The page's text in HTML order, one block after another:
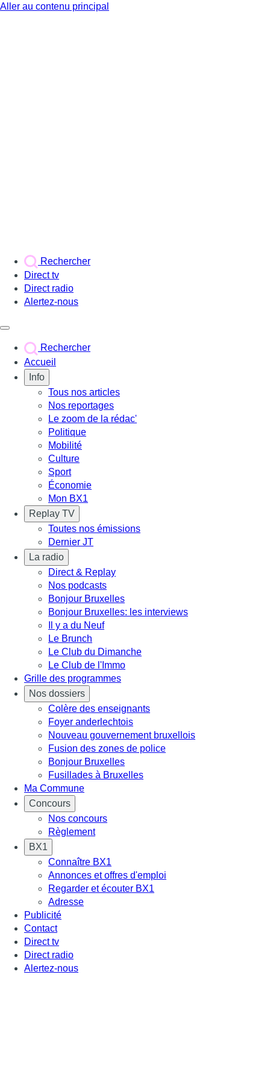
Aller au contenu principal
Rechercher
Direct tv
Direct radio
Alertez-nous
Rechercher
Accueil
Info
Tous nos articles
Nos reportages
Le zoom de la rédac'
Politique
Mobilité
Culture
Sport
Économie
Mon BX1
Replay TV
Toutes nos émissions
Dernier JT
La radio
Direct & Replay
Nos podcasts
Bonjour Bruxelles
Bonjour Bruxelles: les interviews
Il y a du Neuf
Le Brunch
Le Club du Dimanche
Le Club de l'Immo
Grille des programmes
Nos dossiers
Colère des enseignants
Foyer anderlechtois
Nouveau gouvernement bruxellois
Fusion des zones de police
Bonjour Bruxelles
Fusillades à Bruxelles
Ma Commune
Concours
Nos concours
Règlement
BX1
Connaître BX1
Annonces et offres d'emploi
Regarder et écouter BX1
Adresse
Publicité
Contact
Direct tv
Direct radio
Alertez-nous